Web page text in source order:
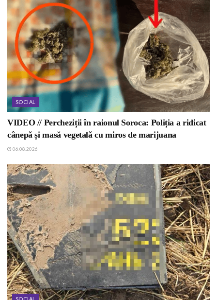
SOCIAL
VIDEO // Percheziții în raionul Soroca: Poliția a ridicat
cânepă și masă vegetală cu miros de marijuana
06.08.2026